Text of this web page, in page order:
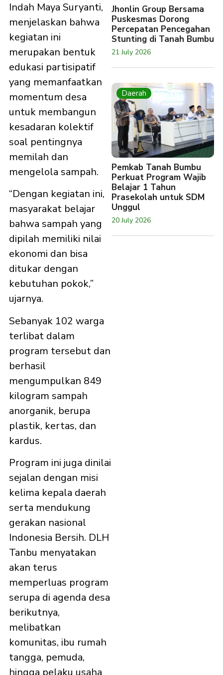
Indah Maya Suryanti,
menjelaskan bahwa
kegiatan ini
merupakan bentuk
edukasi partisipatif
yang memanfaatkan
momentum desa
untuk membangun
kesadaran kolektif
soal pentingnya
memilah dan
mengelola sampah.
“Dengan kegiatan ini,
masyarakat belajar
bahwa sampah yang
dipilah memiliki nilai
ekonomi dan bisa
ditukar dengan
kebutuhan pokok,”
ujarnya.
Sebanyak 102 warga
terlibat dalam
program tersebut dan
berhasil
mengumpulkan 849
kilogram sampah
anorganik, berupa
plastik, kertas, dan
kardus.
Program ini juga dinilai
sejalan dengan misi
kelima kepala daerah
serta mendukung
gerakan nasional
Indonesia Bersih. DLH
Tanbu menyatakan
akan terus
memperluas program
serupa di agenda desa
berikutnya,
melibatkan
komunitas, ibu rumah
tangga, pemuda,
Jhonlin Group Bersama
Puskesmas Dorong
Percepatan Pencegahan
Stunting di Tanah Bumbu
21 July 2026
Daerah
Pemkab Tanah Bumbu
Perkuat Program Wajib
Belajar 1 Tahun
Prasekolah untuk SDM
Unggul
20 July 2026